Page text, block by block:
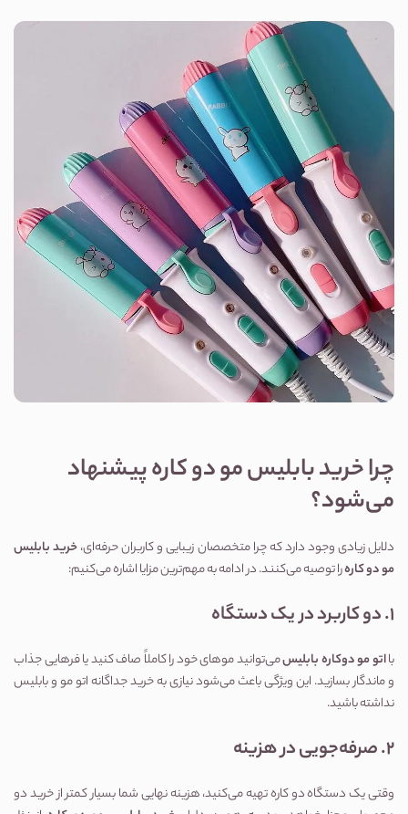
می‌شود؟
دلایل زیادی وجود دارد که چرا متخصصان زیبایی و کاربران حرفه‌ای،
مو دو کاره را توصیه می‌کنند. در ادامه به مهم‌ترین مزایا اشاره می‌کنیم:
1. دو کاربرد در یک دستگاه
با اتو مو دوکاره بابلیس
نداشته باشید.
2. صرفه‌جویی در هزینه